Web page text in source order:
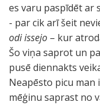
es varu paspīdēt ar
- par cik arī šeit
odi issejo – kur
Šo viņa saprot un
pusē diennakts
Neapēsto picu man
mēģinu saprast no